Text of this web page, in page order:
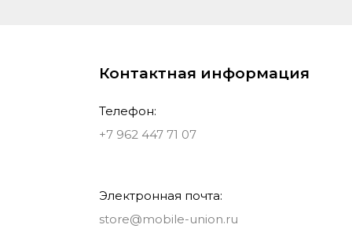
Контактная информация
Телефон:
+7 962 447 71 07
Электронная почта:
store@mobile-union.ru